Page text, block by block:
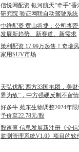
信悦网配资 银河航天“牵手”
研究院 验证网联自动驾驶系统
中祥配资 黄山谷捷：公司将
发展新趋势、新赛道、新需求
策利配资 17.99万起售！奇瑞
家用SUV市场
天弘优配 西方33国抱团，美
界为敌”，中方强硬反制不留
好多牛 苑东生物调整2024年
予价至22.78元/股
股速查 信息发展新注册《交
监测管理系统V1.0》项目的软